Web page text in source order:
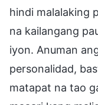
hindi malalaking
na kailangang
iyon. Anuman
personalidad,
matapat na tao